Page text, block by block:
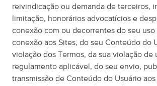
reivindicação ou demanda de terceiros,
limitação, honorários advocatícios e
conexão com ou decorrentes do seu uso
conexão aos Sites, do seu Conteúdo do
violação dos Termos, da sua violação de
regulamento aplicável, do seu envio,
transmissão de Conteúdo do Usuário